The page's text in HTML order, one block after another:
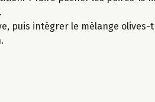
puis intégrer le mélange